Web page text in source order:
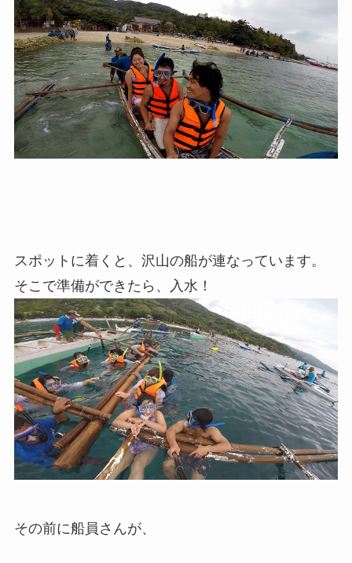
スポットに着くと、沢山の船が連なっています。
そこで準備ができたら、入水！
その前に船員さんが、